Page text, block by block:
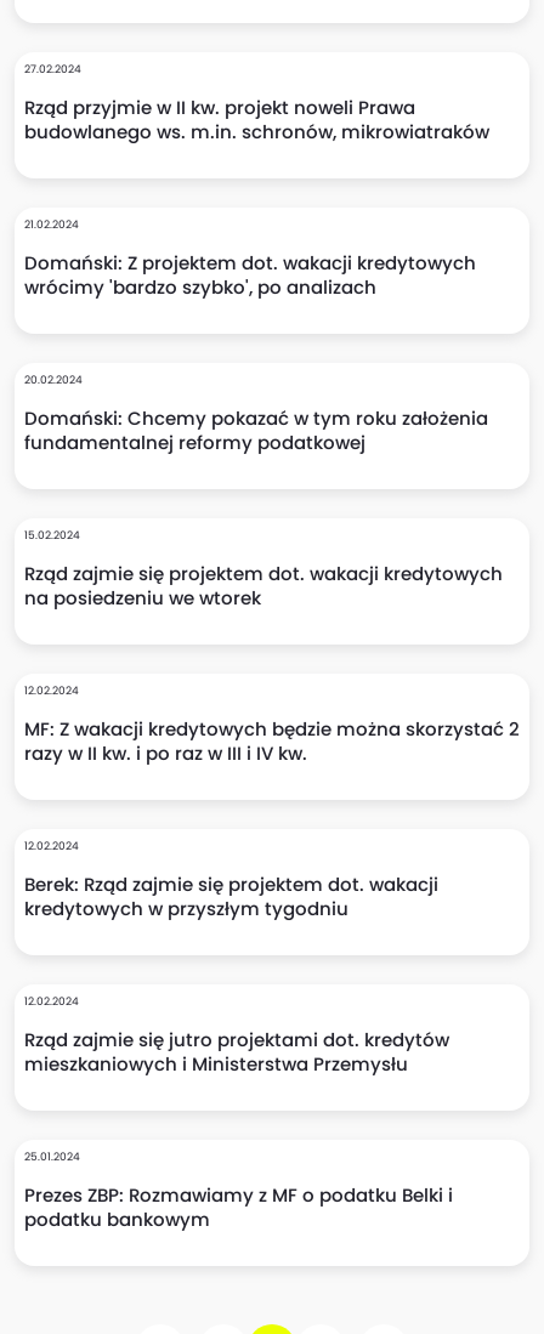
27.02.2024
Rząd przyjmie w II kw. projekt noweli Prawa
budowlanego ws. m.in. schronów, mikrowiatraków
21.02.2024
Domański: Z projektem dot. wakacji kredytowych
wrócimy 'bardzo szybko', po analizach
20.02.2024
Domański: Chcemy pokazać w tym roku założenia
fundamentalnej reformy podatkowej
15.02.2024
Rząd zajmie się projektem dot. wakacji kredytowych
na posiedzeniu we wtorek
12.02.2024
MF: Z wakacji kredytowych będzie można skorzystać 2
razy w II kw. i po raz w III i IV kw.
12.02.2024
Berek: Rząd zajmie się projektem dot. wakacji
kredytowych w przyszłym tygodniu
12.02.2024
Rząd zajmie się jutro projektami dot. kredytów
mieszkaniowych i Ministerstwa Przemysłu
25.01.2024
Prezes ZBP: Rozmawiamy z MF o podatku Belki i
podatku bankowym